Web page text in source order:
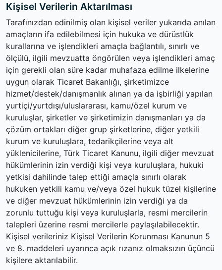
Kişisel Verilerin Aktarılması
Tarafınızdan edinilmiş olan kişisel veriler yukarıda anılan
amaçların ifa edilebilmesi için hukuka ve dürüstlük
kurallarına ve işlendikleri amaçla bağlantılı, sınırlı ve
ölçülü, ilgili mevzuatta öngörülen veya işlendikleri amaç
için gerekli olan süre kadar muhafaza edilme ilkelerine
uygun olarak Ticaret Bakanlığı, şirketimizce
hizmet/destek/danışmanlık alınan ya da işbirliği yapılan
yurtiçi/yurtdışı/uluslararası, kamu/özel kurum ve
kuruluşlar, şirketler ve şirketimizin danışmanları ya da
çözüm ortakları diğer grup şirketlerine, diğer yetkili
kurum ve kuruluşlara, tedarikçilerine veya alt
yüklenicilerine, Türk Ticaret Kanunu, ilgili diğer mevzuat
hükümlerinin izin verdiği kişi veya kuruluşlara, hukuki
yetkisi dahilinde talep ettiği amaçla sınırlı olarak
hukuken yetkili kamu ve/veya özel hukuk tüzel kişilerine
ve diğer mevzuat hükümlerinin izin verdiği ya da
zorunlu tuttuğu kişi veya kuruluşlarla, resmi mercilerin
talepleri üzerine resmi mercilerle paylaşılabilecektir.
Kişisel verileriniz Kişisel Verilerin Korunması Kanunun 5
ve 8. maddeleri uyarınca açık rızanız olmaksızın üçüncü
kişilere aktarılabilir.